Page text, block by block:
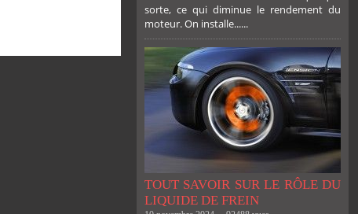
sorte, ce qui diminue le rendement du
moteur. On installe......
TOUT SAVOIR SUR LE RÔLE DU
LIQUIDE DE FREIN